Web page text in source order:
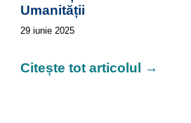
Umanității
29 iunie 2025
Citește tot articolul →